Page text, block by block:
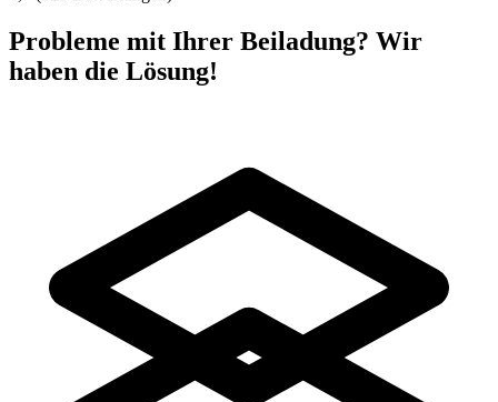
Probleme mit Ihrer Beiladung? Wir
haben die Lösung!